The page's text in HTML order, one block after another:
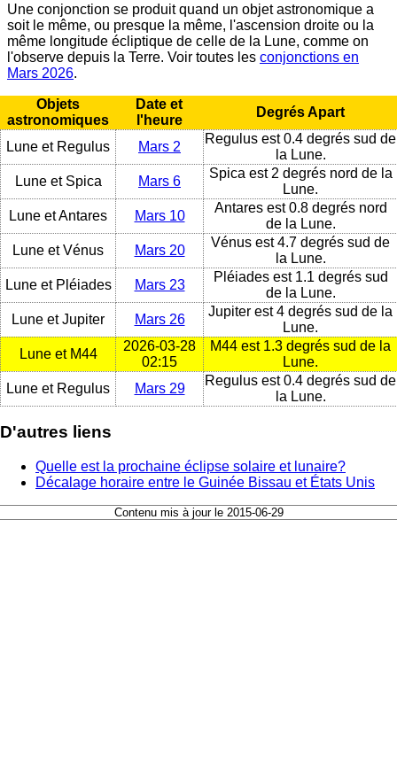
Une conjonction se produit quand un objet astronomique a
soit le même, ou presque la même, l'ascension droite ou la
même longitude écliptique de celle de la Lune, comme on
l'observe depuis la Terre. Voir toutes les conjonctions en
Mars 2026.
Objets
astronomiques
Date et
l'heure
Degrés Apart
Lune et Regulus Mars 2
Regulus est 0.4 degrés sud de
la Lune.
Lune et Spica
Mars 6
Spica est 2 degrés nord de la
Lune.
Lune et Antares
Mars 10
Antares est 0.8 degrés nord
de la Lune.
Lune et Vénus
Mars 20
Vénus est 4.7 degrés sud de
la Lune.
Lune et Pléiades
Mars 23
Pléiades est 1.1 degrés sud
de la Lune.
Lune et Jupiter
Mars 26
Jupiter est 4 degrés sud de la
Lune.
Lune et M44
2026-03-28
02:15
M44 est 1.3 degrés sud de la
Lune.
Lune et Regulus
Mars 29
Regulus est 0.4 degrés sud de
la Lune.
D'autres liens
Quelle est la prochaine éclipse solaire et lunaire?
Décalage horaire entre le Guinée Bissau et États Unis
Contenu mis à jour le 2015-06-29